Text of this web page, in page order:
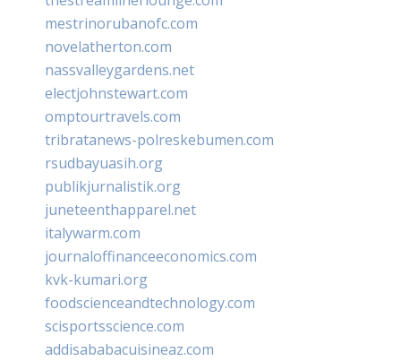
mestrinorubanofc.com
novelatherton.com
nassvalleygardens.net
electjohnstewart.com
omptourtravels.com
tribratanews-polreskebumen.com
rsudbayuasih.org
publikjurnalistik.org
juneteenthapparel.net
italywarm.com
journaloffinanceeconomics.com
kvk-kumari.org
foodscienceandtechnology.com
scisportsscience.com
addisababacuisineaz.com